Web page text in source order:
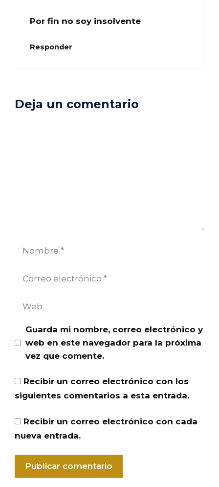
Por fin no soy insolvente
Responder
Deja un comentario
Nombre
Guarda mi nombre, correo electrónico y
web en este navegador para la próxima
vez que comente.
Recibir un correo electrónico con los
siguientes comentarios a esta entrada.
Recibir un correo electrónico con cada
nueva entrada.